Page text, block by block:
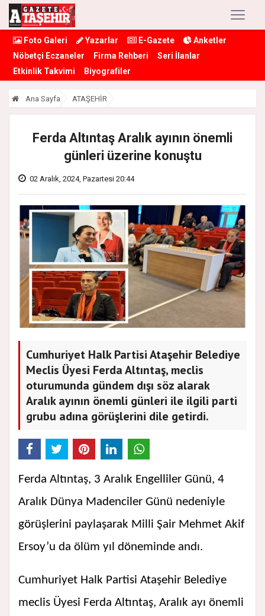
Foto Galeri Yazarlar E-Gazete
Anketler
Nöbetçi Eczaneler
Firma Rehberi
Seri İlanlar
Etkinlik Takvimi
Biyografiler
Ana Sayfa ATAŞEHİR
Ferda Altıntaş Aralık ayının önemli
günleri üzerine konuştu
02 Aralık, 2024, Pazartesi 20:44
Cumhuriyet Halk Partisi Ataşehir Belediye
Meclis Üyesi Ferda Altıntaş, meclis
oturumunda gündem dışı söz alarak
Aralık ayının önemli günleri ile ilgili parti
grubu adına görüşlerini dile getirdi.
Ferda Altıntaş, 3 Aralık Engelliler Günü, 4
Aralık Dünya Madenciler Günü nedeniyle
görüşlerini paylaşarak Milli Şair Mehmet Akif
Ersoy’u da ölüm yıl döneminde andı.
Cumhuriyet Halk Partisi Ataşehir Belediye
meclis Üyesi Ferda Altıntaş, Aralık ayı önemli